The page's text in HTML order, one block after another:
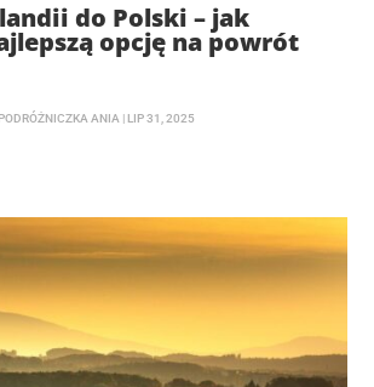
do Polski – jak
opcję na powrót
PODRÓŻNICZKA ANIA LIP 31, 2025